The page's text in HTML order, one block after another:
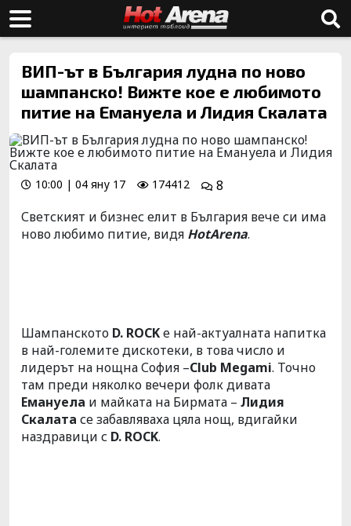
ВИП-ът в България лудна по ново
шампанско! Вижте кое е любимото
питие на Емануела и Лидия Скалата
10:00 | 04 яну 17 174412
8
Светският и бизнес елит в България вече си има
ново любимо питие, видя HotArena.
Шампанското D. ROCKе най-актуалната напитка
в най-големите дискотеки, в това число и
лидерът на нощна София –Club Megami. Точно
там преди няколко вечери фолк дивата
Емануела и майката на Бирмата – Лидия
Скалата се забавляваха цяла нощ, вдигайки
наздравици с D. ROCK.